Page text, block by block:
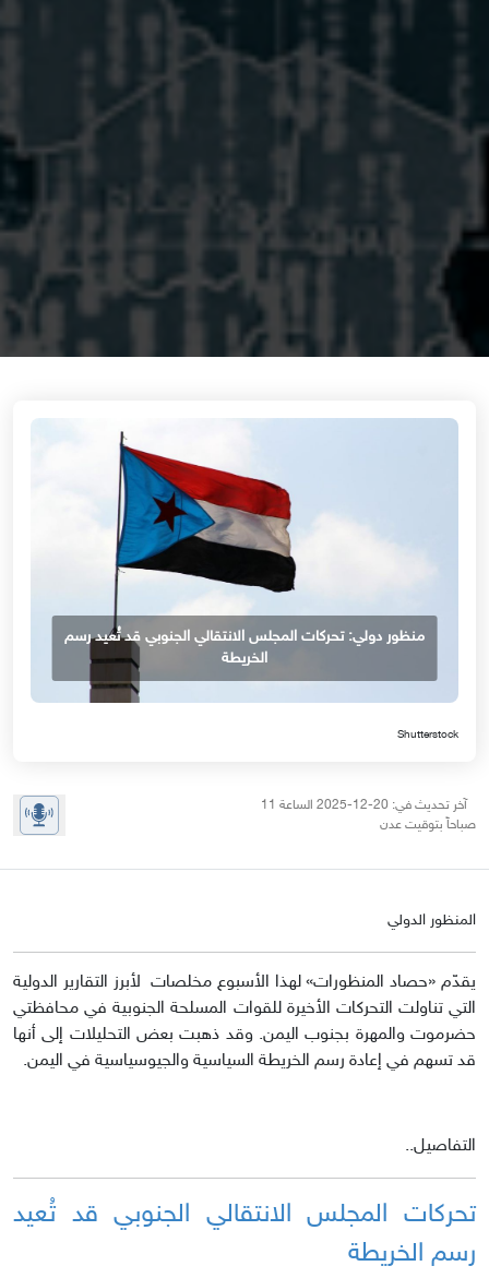
منظور دولي: تحركات المجلس الانتقالي الجنوبي قد تُعيد رسم
الخريطة
Shutterstock
آخر تحديث في: 20-12-2025 الساعة 11
صباحاً بتوقيت عدن
المنظور الدولي
يقدّم «حصاد المنظورات» لهذا الأسبوع مخلصات لأبرز التقارير الدولية
التي تناولت التحركات الأخيرة للقوات المسلحة الجنوبية في محافظتي
حضرموت والمهرة بجنوب اليمن. وقد ذهبت بعض التحليلات إلى أنها
قد تسهم في إعادة رسم الخريطة السياسية والجيوسياسية في اليمن.
التفاصيل..
تحركات المجلس الانتقالي الجنوبي قد تُعيد
رسم الخريطة